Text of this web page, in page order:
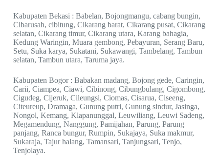
Kabupaten Bekasi : Babelan, Bojongmangu, cabang bungin,
Cibarusah, cibitung, Cikarang barat, Cikarang pusat, Cikarang
selatan, Cikarang timur, Cikarang utara, Karang bahagia,
Kedung Waringin, Muara gembong, Pebayuran, Serang Baru,
Setu, Suka karya, Sukatani, Sukawangi, Tambelang, Tambun
selatan, Tambun utara, Taruma jaya.
Kabupaten Bogor : Babakan madang, Bojong gede, Caringin,
Carii, Ciampea, Ciawi, Cibinong, Cibungbulang, Cigombong,
Cigudeg, Cijeruk, Cileungsi, Ciomas, Cisarua, Ciseeng,
Citeureup, Dramaga, Gunung putri, Gunung sindur, Jasinga,
Nongol, Kemang, Klapanunggal, Leuwiliang, Leuwi Sadeng,
Megamendung, Nanggung, Pamijahan, Parung, Parung
panjang, Ranca bungur, Rumpin, Sukajaya, Suka makmur,
Sukaraja, Tajur halang, Tamansari, Tanjungsari, Tenjo,
Tenjolaya.